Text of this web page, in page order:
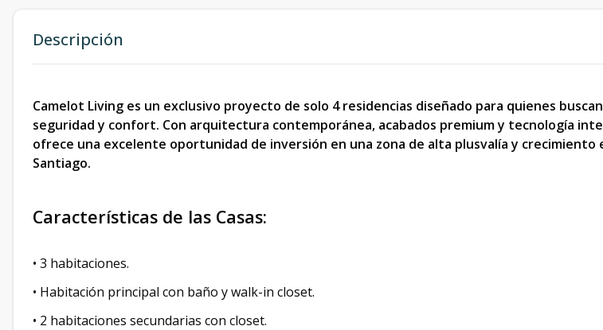
Descripción
Camelot Living es un exclusivo proyecto de solo 4 residencias diseñado para quienes
seguridad y confort. Con arquitectura contemporánea, acabados premium y tecnología
ofrece una excelente oportunidad de inversión en una zona de alta plusvalía y crecimiento
Santiago.
Características de las Casas:
• 3 habitaciones.
• Habitación principal con baño y walk-in closet.
• 2 habitaciones secundarias con closet.